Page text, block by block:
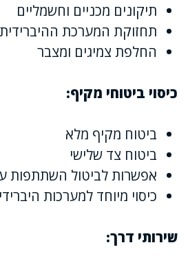
תיקונים מכניים וחשמליים
תחזוקת המערכת
החלפת צמיגים ומצבר
כיסוי ביטוחי מקיף:
ביטוח מקיף מלא
ביטוח צד שלישי
אפשרות לביטול השתתפות
כיסוי מיוחד למערכות
שירותי דרך: